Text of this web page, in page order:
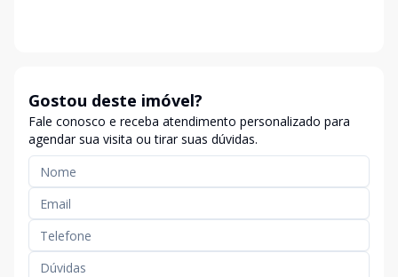
Gostou deste imóvel?
Fale conosco e receba atendimento personalizado para
agendar sua visita ou tirar suas dúvidas.